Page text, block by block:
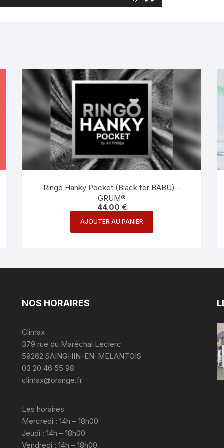
Ringo Hanky Pocket (Black for BABU) –
GRUM®
44.00 €
AJOUTER AU PANIER
NOS HORAIRES
Climax
379 rue du Maréchal Leclerc
59262 SAINGHIN-EN-MELANTOIS
03 20 46 55 98
climax@orange.fr
Les horaires
Mercredi : 14h – 18h00
Jeudi : 14h – 18h00
Vendredi : 14h – 18h00